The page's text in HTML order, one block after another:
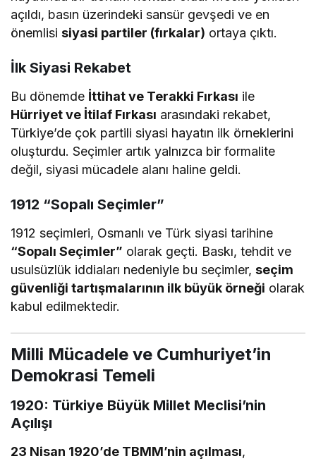
açıldı, basın üzerindeki sansür gevşedi ve en
önemlisisiyasi partiler (fırkalar) ortaya çıktı.
İlk Siyasi Rekabet
Bu dönemde İttihat ve Terakki Fırkası ile
Hürriyet ve İtilaf Fırkası arasındaki rekabet,
Türkiye’de çok partili siyasi hayatın ilk örneklerini
oluşturdu. Seçimler artık yalnızca bir formalite
değil, siyasi mücadele alanı haline geldi.
1912 “Sopalı Seçimler”
1912 seçimleri, Osmanlı ve Türk siyasi tarihine
“Sopalı Seçimler” olarak geçti. Baskı, tehdit ve
usulsüzlük iddiaları nedeniyle bu seçimler,seçim
güvenliği tartışmalarının ilk büyük örneği olarak
kabul edilmektedir.
Milli Mücadele ve Cumhuriyet’in
Demokrasi Temeli
1920: Türkiye Büyük Millet Meclisi’nin
Açılışı
23 Nisan 1920’de TBMM’nin açılması,